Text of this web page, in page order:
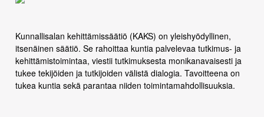
Kunnallisalan kehittämissäätiö (KAKS) on yleishyödyllinen,
itsenäinen säätiö. Se rahoittaa kuntia palvelevaa tutkimus- ja
kehittämistoimintaa, viestii tutkimuksesta monikanavaisesti ja
tukee tekijöiden ja tutkijoiden välistä dialogia. Tavoitteena on
tukea kuntia sekä parantaa niiden toimintamahdollisuuksia.